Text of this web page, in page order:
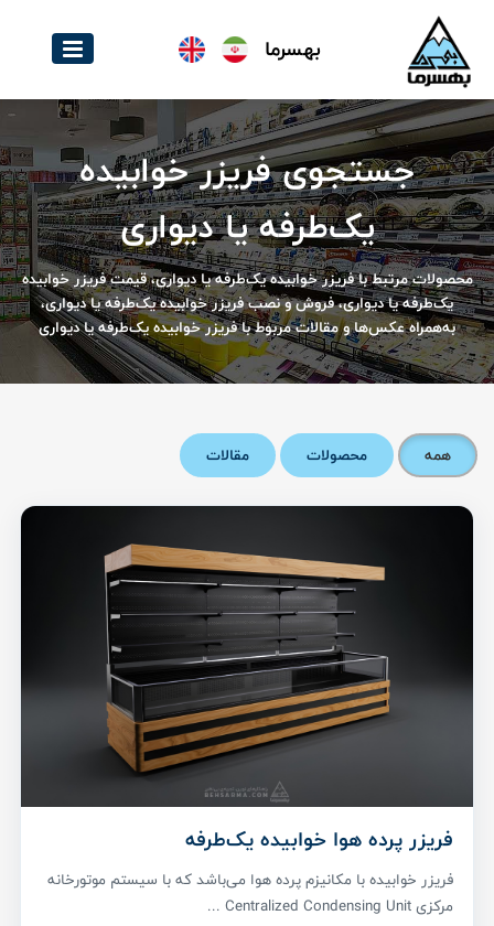
بهسرما
جستجوی فریزر خوابیده
یک‌طرفه یا دیواری
محصولات مرتبط با فریزر خوابیده یک‌طرفه یا دیواری، قیمت فریزر خوابیده
یک‌طرفه یا دیواری، فروش و نصب فریزر خوابیده یک‌طرفه یا دیواری،
به‌همراه عکس‌ها و مقالات مربوط با فریزر خوابیده یک‌طرفه یا دیواری
همه محصولات مقالات
فریزر پرده هوا خوابیده یک‌طرفه
فریزر خوابیده با مکانیزم پرده هوا می‌باشد که با سیستم موتورخانه
مرکزی Centralized Condensing Unit ...